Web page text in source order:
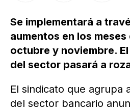
Se implementará a
aumentos en los
octubre y noviembre.
del sector pasará a
El sindicato que agrupa
del sector bancario